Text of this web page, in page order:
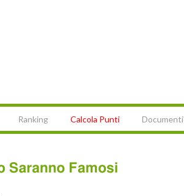
Ranking Calcola Punti Documenti